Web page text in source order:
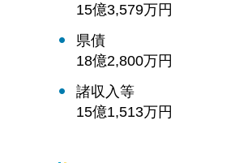
15億3,579万円
県債
18億2,800万円
諸収入等
15億1,513万円